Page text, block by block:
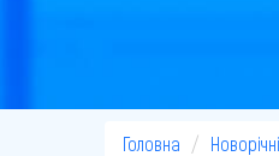
Головна